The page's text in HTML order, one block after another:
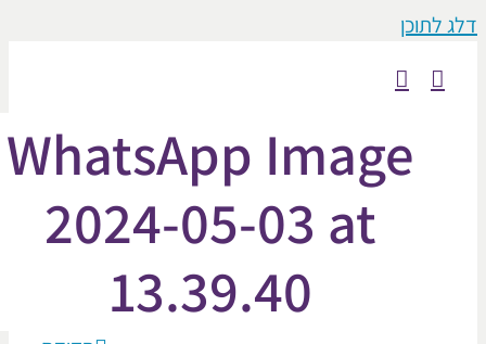
WhatsApp Image
2024-05-03 at
13.39.40